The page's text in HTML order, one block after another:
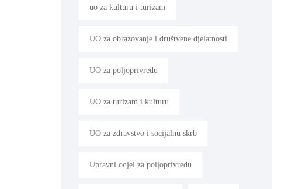
uo za kulturu i turizam
UO za obrazovanje i društvene djelatnosti
UO za poljoprivredu
UO za turizam i kulturu
UO za zdravstvo i socijalnu skrb
Upravni odjel za poljoprivredu